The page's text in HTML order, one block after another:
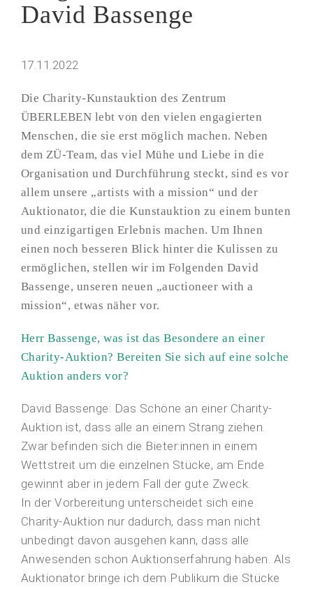
David Bassenge
17.11.2022
Die Charity-Kunstauktion des Zentrum
ÜBERLEBEN lebt von den vielen engagierten
Menschen, die sie erst möglich machen. Neben
dem ZÜ-Team, das viel Mühe und Liebe in die
Organisation und Durchführung steckt, sind es vor
allem unsere „artists with a mission“ und der
Auktionator, die die Kunstauktion zu einem bunten
und einzigartigen Erlebnis machen. Um Ihnen
einen noch besseren Blick hinter die Kulissen zu
ermöglichen, stellen wir im Folgenden David
Bassenge, unseren neuen „auctioneer with a
mission“, etwas näher vor.
Herr Bassenge, was ist das Besondere an einer
Charity-Auktion? Bereiten Sie sich auf eine solche
Auktion anders vor?
David Bassenge: Das Schöne an einer Charity-
Auktion ist, dass alle an einem Strang ziehen.
Zwar befinden sich die Bieter:innen in einem
Wettstreit um die einzelnen Stücke, am Ende
gewinnt aber in jedem Fall der gute Zweck.
In der Vorbereitung unterscheidet sich eine
Charity-Auktion nur dadurch, dass man nicht
unbedingt davon ausgehen kann, dass alle
Anwesenden schon Auktionserfahrung haben. Als
Auktionator bringe ich dem Publikum die Stücke